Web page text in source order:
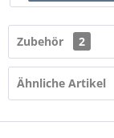
Zubehör 2
Ähnliche Artikel